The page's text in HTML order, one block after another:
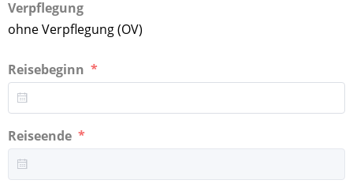
Verpflegung
ohne Verpflegung (OV)
Reisebeginn
Reiseende